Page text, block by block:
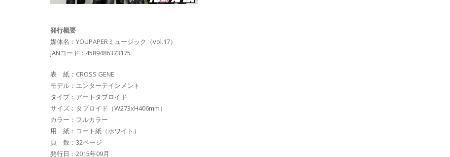
発行概要
媒体名：YOUPAPERミュージック（vol.17）
JANコード：4589486373175
表 紙：CROSS GENE
モデル：エンターテインメント
タイプ：アートタブロイド
サイズ：タブロイド（W273xH406mm）
カラー：フルカラー
用 紙：コート紙（ホワイト）
頁 数：32ページ
発行日：2015年09月